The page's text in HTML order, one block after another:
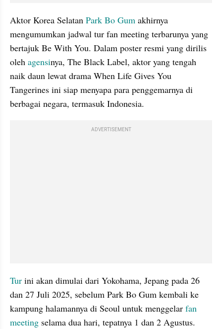
Aktor Korea Selatan Park Bo Gum akhirnya
mengumumkan jadwal tur fan meeting terbarunya yang
bertajuk Be With You. Dalam poster resmi yang dirilis
oleh agensinya, The Black Label, aktor yang tengah
naik daun lewat drama When Life Gives You
Tangerines ini siap menyapa para penggemarnya di
berbagai negara, termasuk Indonesia.
ADVERTISEMENT
Tur ini akan dimulai dari Yokohama, Jepang pada 26
dan 27 Juli 2025, sebelum Park Bo Gum kembali ke
kampung halamannya di Seoul untuk menggelar fan
meeting selama dua hari, tepatnya 1 dan 2 Agustus.